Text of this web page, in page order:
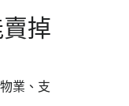
掉
業、支